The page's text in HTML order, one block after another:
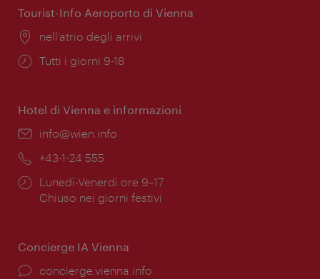
Tourist-Info Aeroporto di Vienna
Posizione:
nell’atrio degli arrivi
Orari
Tutti i giorni 9-18
Hotel di Vienna e informazioni
Email:
info@wien.info
Telefono:
+43-1-24 555
Orari
di
Lunedì-Venerdì ore 9–17
Chiuso nei giorni festivi
Concierge IA Vienna
Ort:
concierge.vienna.info